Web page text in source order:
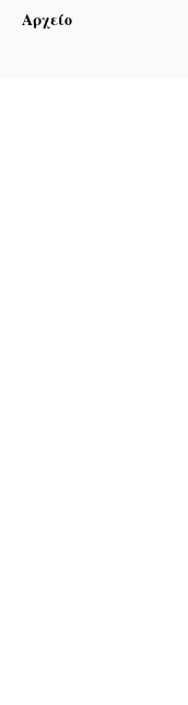
Αρχείο